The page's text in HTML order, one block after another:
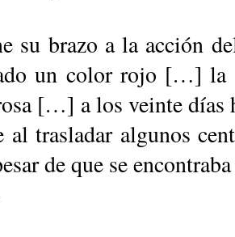
su bra­zo a la ac­ción
un co­lor ro­jo […] la
[…] a los vein­te
al tras­la­dar al­gu­nos
de que se